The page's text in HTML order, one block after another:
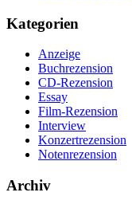
Kategorien
Anzeige
Buchrezension
CD-Rezension
Essay
Film-Rezension
Interview
Konzertrezension
Notenrezension
Archiv